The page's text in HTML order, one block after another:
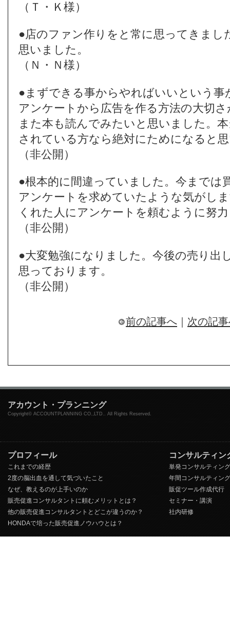
（Ｔ・Ｋ様）
●店のファン作りをと常に思ってきまし
思いました。
（Ｎ・Ｎ様）
●まずできる事からやればいいという事
アンケートから広告を作る方法の大切
また本も読んでみたいと思いました。
されている方なら絶対にためになると
（非公開）
●根本的に間違っていました。今までは
アンケートを求めていたような気がし
くれた人にアンケートを頼むように努
（非公開）
●大変勉強になりました。今後の売り出
思っております。
（非公開）
前の記事へ 次の記
アカウント・プランニング
Copyright© ACCOUNTPLANNING CO.,LTD.. All Rights Reserved.
プロフィール
これまでの経歴
2度の脳出血を通して気づいたこと
なぜ、教えるのが上手いのか
販売促進コンサルタントに頼むメリットとは？
他の販売促進コンサルタントとどこが違うのか？
HONDAで培った販売促進ノウハウとは？
コンサルティン
単発コンサルティング
年間コンサルティング
販促ツール作成代行
セミナー・講演
社内研修